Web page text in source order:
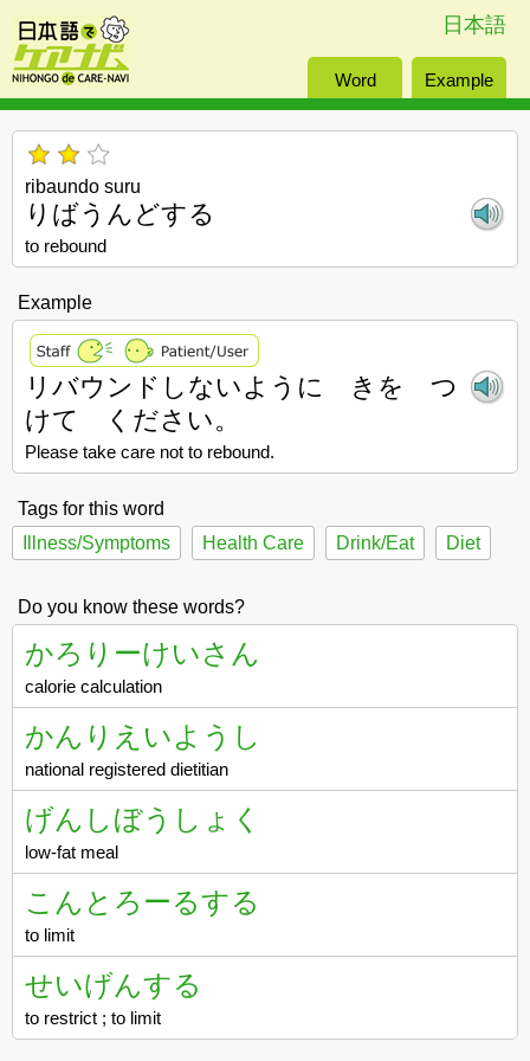
日本語
Word Example
ribaundo suru
りばうんどする
to rebound
Example
リバウンドしないように きを つ
けて ください。
Please take care not to rebound.
Tags for this word
Illness/Symptoms
Health Care Drink/Eat Diet
Do you know these words?
かろりーけいさん
calorie calculation
かんりえいようし
national registered dietitian
げんしぼうしょく
low-fat meal
こんとろーるする
to limit
せいげんする
to restrict ; to limit